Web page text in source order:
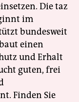
Die taz
im
bundesweit
einen
und Erhalt
guten, frei
Finden Sie